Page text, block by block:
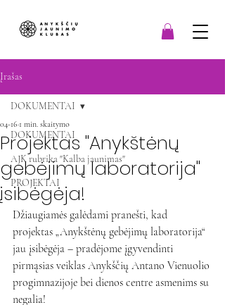
Įrašas
DOKUMENTAI
AJK rubrika "Kalba jaunimas"
PROJEKTAI
DOKUMENTAI
Projektas "Anykštėnų
gebėjimų laboratorija"
įsibėgėja!
04-16 1 min. skaitymo
Džiaugiamės galėdami pranešti, kad
projektas „Anykštėnų gebėjimų laboratorija“
jau įsibėgėja – pradėjome įgyvendinti
pirmąsias veiklas Anykščių Antano Vienuolio
progimnazijoje bei dienos centre asmenims su
negalia!